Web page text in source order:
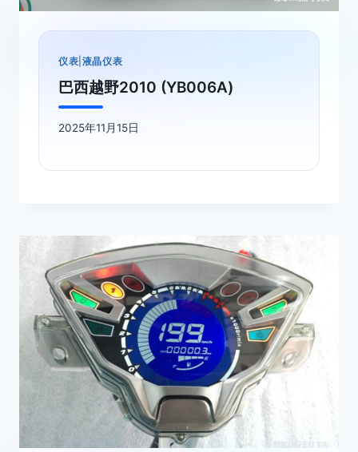
仪表 液晶仪表
巴西越野2010 (YB006A)
2025年11月15日